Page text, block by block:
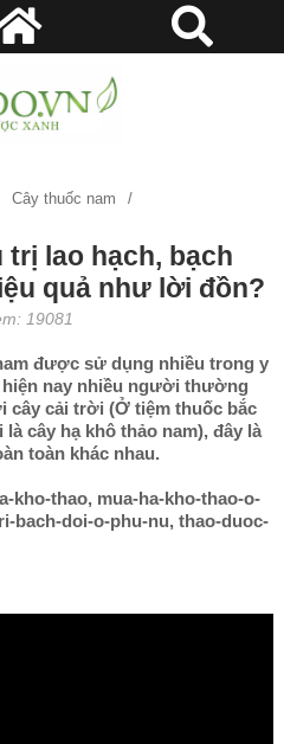
Cây thuốc nam
đới ở phụ nữ có hiệu quả như lời
trị lao hạch, bạch
quả như lời đồn?
19081
được sử dụng nhiều trong y
nay nhiều người thường
cây cải trời (Ở tiệm thuốc bắc
cây hạ khô thảo nam), đây là
toàn khác nhau.
kho-thao, mua-ha-kho-thao-o-
bach-doi-o-phu-nu, thao-duoc-